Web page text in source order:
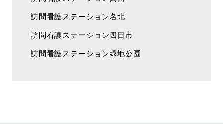
訪問看護ステーション名北
訪問看護ステーション四日市
訪問看護ステーション緑地公園